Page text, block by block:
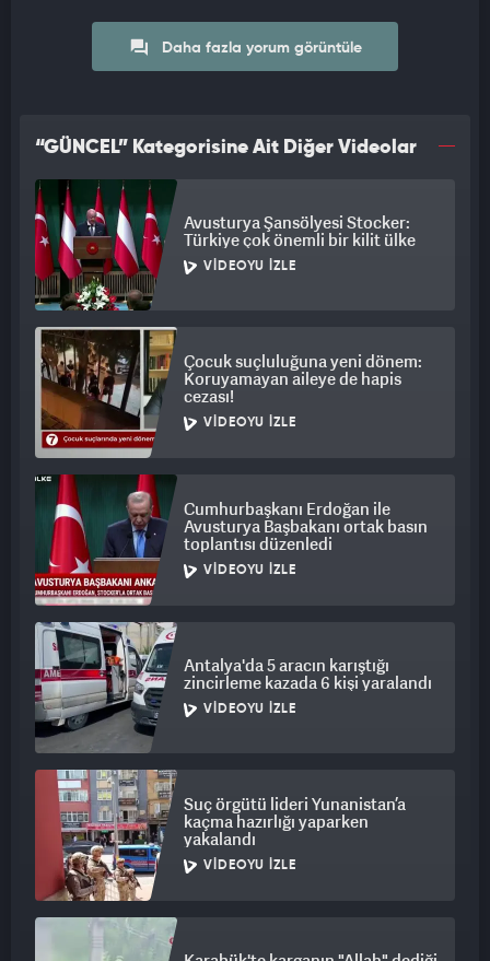
Daha fazla yorum görüntüle
“GÜNCEL” Kategorisine Ait Diğer Videolar
Avusturya Şansölyesi Stocker:
Türkiye çok önemli bir kilit ülke
VIDEOYU İZLE
Çocuk suçluluğuna yeni dönem:
Koruyamayan aileye de hapis
cezası!
VIDEOYU İZLE
Cumhurbaşkanı Erdoğan ile
Avusturya Başbakanı ortak basın
toplantısı düzenledi
VIDEOYU İZLE
Antalya'da 5 aracın karıştığı
zincirleme kazada 6 kişi yaralandı
VIDEOYU İZLE
Suç örgütü lideri Yunanistan’a
kaçma hazırlığı yaparken
yakalandı
VIDEOYU İZLE